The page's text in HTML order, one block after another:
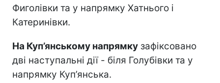
Фиголівки та у напрямку Хатнього і
Катеринівки.
На Куп’янському напрямку зафіксовано
дві наступальні дії - біля Голубівки та у
напрямку Куп’янська.